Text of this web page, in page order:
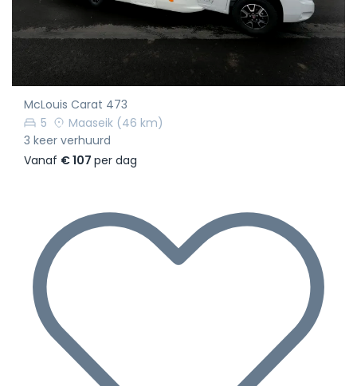
McLouis Carat 473
5
Maaseik (46 km)
3 keer verhuurd
Vanaf € 107 per dag